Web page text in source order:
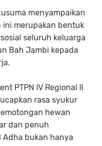
menyampaikan
merupakan bentuk
seluruh keluarga
Bah Jambi kepada
PTPN IV Regional II
rasa syukur
hewan
dan penuh
Adha bukan hanya